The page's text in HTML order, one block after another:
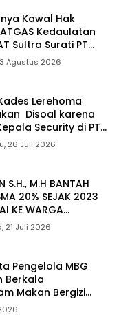
Kawal Hak
Kedaulatan
Sultra Surati PT
Agustus 2026
Lerehoma
Disoal karena
Security di PT
26 Juli 2026
S.H., M.H BANTAH
20% SEJAK 2023
KE WARGA
21 Juli 2026
Pengelola MBG
Berkala
Makan Bergizi